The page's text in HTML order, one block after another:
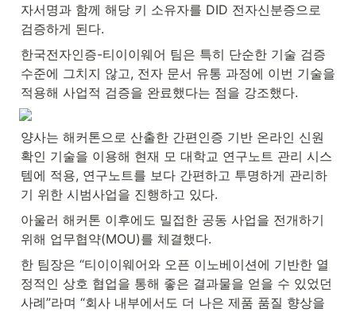
자서명과 함께 해당 키 소유자를 DID 전자신분증으로
검증하게 된다.
한국전자인증-티이이웨어 팀은 특히 단순한 기술 검증
수준에 그치지 않고, 전자 문서 유통 과정에 이번 기술을
적용해 사업적 검증을 완료했다는 점을 강조했다.
양사는 해커톤으로 산출한 간편인증 기반 온라인 신원
확인 기술을 이용해 현재 모 대학교 연구노트 관리 시스
템에 적용, 연구노트를 보다 간편하고 투명하게 관리하
기 위한 시범사업을 진행하고 있다.
아울러 해커톤 이후에도 밀접한 공동 사업을 전개하기
위해 업무협약(MOU)를 체결했다.
한 팀장은 “티이이웨어와 오픈 이노베이션에 기반한 열
정적인 상호 협업을 통해 좋은 결과물을 얻을 수 있었던
사례”라며 “회사 내부에서도 더 나은 제품 품질 향상을